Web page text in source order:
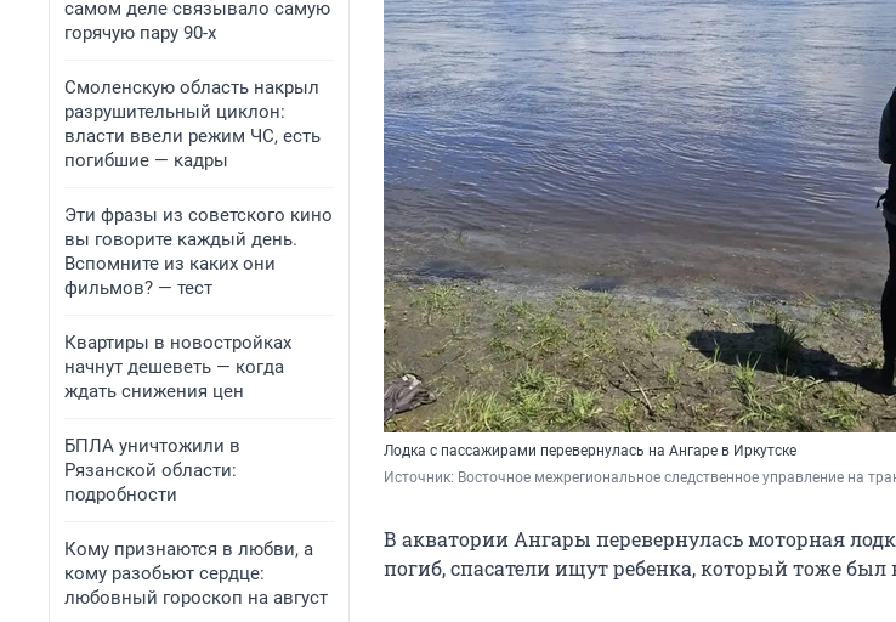
самом деле связывало самую
горячую пару 90-х
Смоленскую область накрыл
разрушительный циклон:
власти ввели режим ЧС, есть
погибшие — кадры
Эти фразы из советского кино
вы говорите каждый день.
Вспомните из каких они
фильмов? — тест
Квартиры в новостройках
начнут дешеветь — когда
ждать снижения цен
БПЛА уничтожили в
Рязанской области:
подробности
Кому признаются в любви, а
кому разобьют сердце:
любовный гороскоп на август
Лодка с пассажирами перевернулась на Ангаре в Иркутске
Источник: Восточное межрегиональное следственное управление на
В акватории Ангары перевернулась моторная
погиб, спасатели ищут ребенка, который тоже был